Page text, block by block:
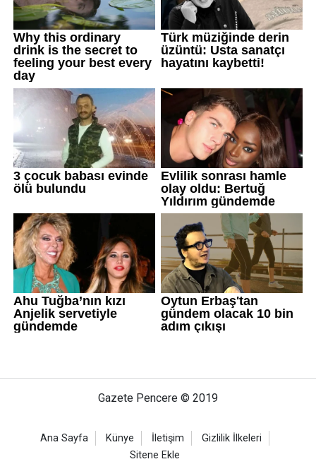
Gazete Pencere © 2019
Ana Sayfa Künye İletişim
Gizlilik İlkeleri
Sitene Ekle